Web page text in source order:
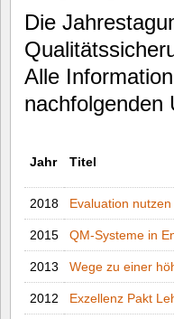
Die
Alle
nachfolgenden
Jahr Titel
2018 Evaluation
2015 QM-Systeme in
2013 Wege zu einer
2012 Exzellenz Pakt